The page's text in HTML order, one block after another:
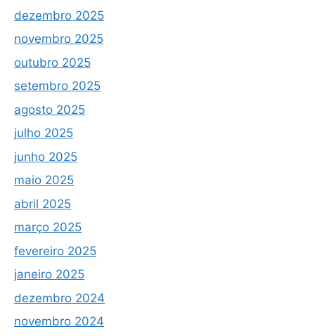
dezembro 2025
novembro 2025
outubro 2025
setembro 2025
agosto 2025
julho 2025
junho 2025
maio 2025
abril 2025
março 2025
fevereiro 2025
janeiro 2025
dezembro 2024
novembro 2024